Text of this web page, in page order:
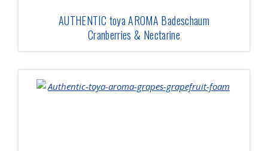
AUTHENTIC toya AROMA Badeschaum
Cranberries & Nectarine